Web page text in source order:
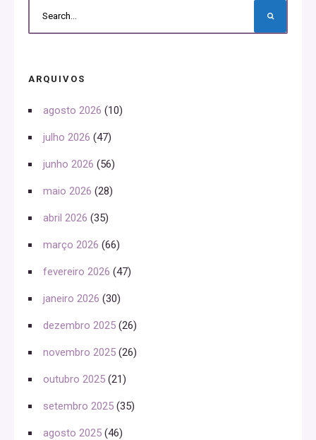
ARQUIVOS
agosto 2026 (10)
julho 2026 (47)
junho 2026 (56)
maio 2026 (28)
abril 2026 (35)
março 2026 (66)
fevereiro 2026 (47)
janeiro 2026 (30)
dezembro 2025 (26)
novembro 2025 (26)
outubro 2025 (21)
setembro 2025 (35)
agosto 2025 (46)